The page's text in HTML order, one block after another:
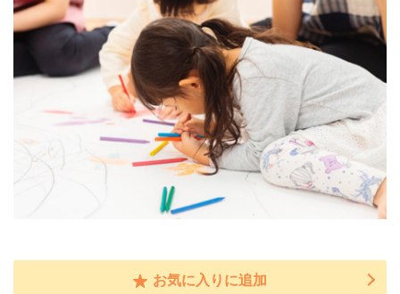
お気に入りに追加